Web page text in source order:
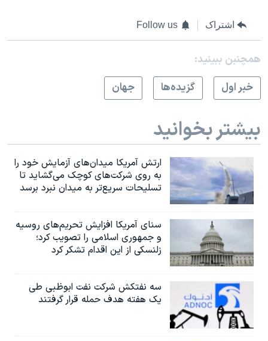
اشتراک Follow us
همچنبن ببینید:
خبر اول
گزيده‌ها جهان
بیشتر بخوانید
ارتش آمریکا میدان‌های آزمایش خود را
به روی شرکت‌های کوچک می‌گشاید تا
تسلیحات سریع‌تر به میدان نبرد برسد
سنای آمریکا افزایش تحریم‌های روسیه
و جمهوری اسلامی را تصویب کرد؛
زلنسکی از این اقدام تشکر کرد
سه نفتکش شرکت نفت ابوظبی طی
یک هفته هدف حمله قرار گرفتند